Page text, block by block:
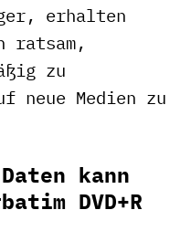
erhalten
ratsam,
zu
neue Medien zu
kann
DVD+R